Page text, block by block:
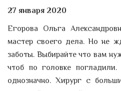
27 января 2020
Егорова Ольга
мастер своего дела. Но не
заботы. Выбирайте что вам
чтоб по головке
однозначно. Хирург с